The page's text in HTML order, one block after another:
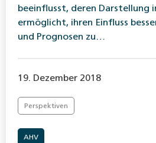
beeinflusst, deren Darstellung
ermöglicht, ihren Einfluss
und Prognosen zu…
19. Dezember 2018
Perspektiven
AHV